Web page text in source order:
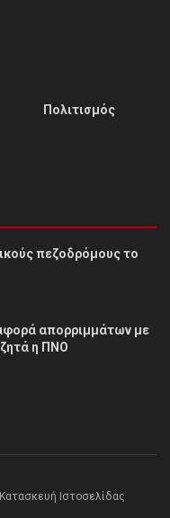
Πολιτισμός
πεζοδρόμους το
απορριμμάτων με
η ΠΝΟ
Ιστοσελίδας